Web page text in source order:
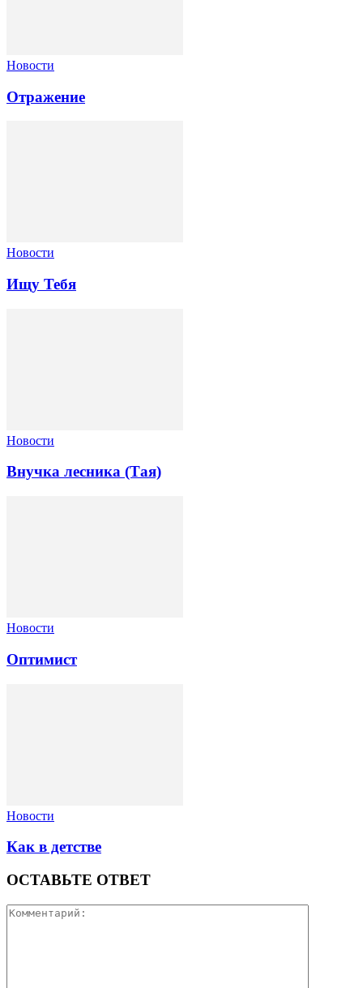
Новости
Отражение
Новости
Ищу Тебя
Новости
Внучка лесника (Тая)
Новости
Оптимист
Новости
Как в детстве
ОСТАВЬТЕ ОТВЕТ